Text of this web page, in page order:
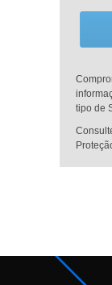
tipo de